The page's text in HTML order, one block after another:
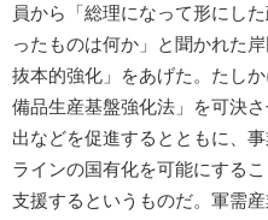
員から「総理になって形にし
ったものは何か」と聞かれた
抜本的強化」をあげた。たし
備品生産基盤強化法」を可決
出などを促進するとともに、
ラインの国有化を可能にする
支援するというものだ。軍需